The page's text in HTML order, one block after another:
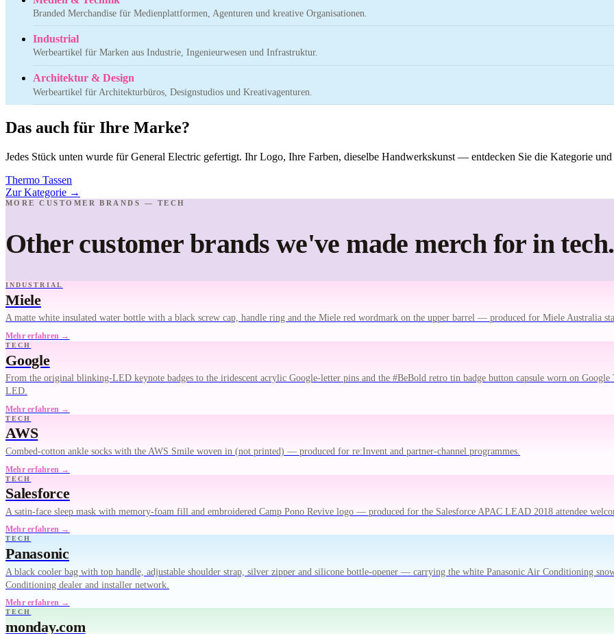
Branded Merchandise für Medienplattformen, Agenturen und kreative Organisationen.
Industrial
Werbeartikel für Marken aus Industrie, Ingenieurwesen und Infrastruktur.
Architektur & Design
Werbeartikel für Architekturbüros, Designstudios und Kreativagenturen.
Das auch für Ihre Marke?
Jedes Stück unten wurde für General Electric gefertigt. Ihr Logo, Ihre Farben, dieselbe Handwerkskunst — entdecken Sie die Kategorie
Thermo Tassen
Zur Kategorie →
MORE CUSTOMER BRANDS — TECH
Other customer brands we've made merch for in tech.
INDUSTRIAL
Miele
A matte white insulated water bottle with a black screw cap, handle ring and the Miele red wordmark on the upper barrel — produced for Miele Australia
Mehr erfahren →
TECH
Google
From the original blinking-LED keynote badges to the iridescent acrylic Google-letter pins and the #BeBold retro tin badge button capsule worn on
LED.
Mehr erfahren →
TECH
AWS
Combed-cotton ankle socks with the AWS Smile woven in (not printed) — produced for re:Invent and partner-channel programmes.
Mehr erfahren →
TECH
Salesforce
A satin-face sleep mask with memory-foam fill and embroidered Camp Pono Revive logo — produced for the Salesforce APAC LEAD 2018 attendee
Mehr erfahren →
TECH
Panasonic
A black cooler bag with top handle, adjustable shoulder strap, silver zipper and silicone bottle-opener — carrying the white Panasonic Air Conditioning
Conditioning dealer and installer network.
Mehr erfahren →
TECH
monday.com